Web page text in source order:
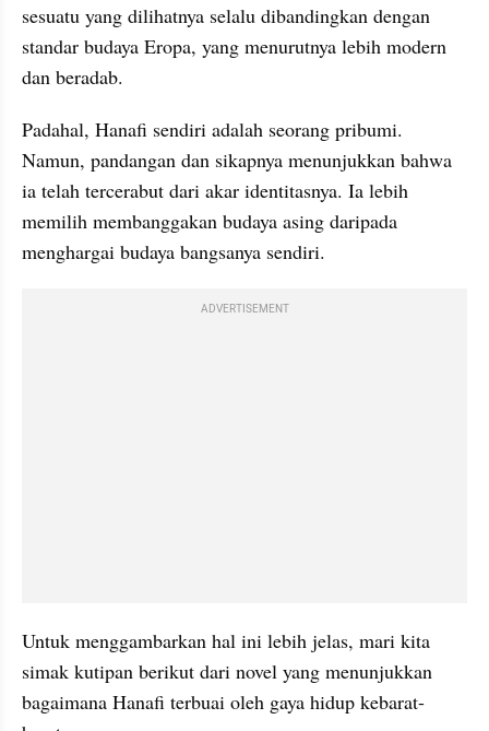
sesuatu yang dilihatnya selalu dibandingkan dengan
standar budaya Eropa, yang menurutnya lebih modern
dan beradab.
Padahal, Hanafi sendiri adalah seorang pribumi.
Namun, pandangan dan sikapnya menunjukkan bahwa
ia telah tercerabut dari akar identitasnya. Ia lebih
memilih membanggakan budaya asing daripada
menghargai budaya bangsanya sendiri.
ADVERTISEMENT
Untuk menggambarkan hal ini lebih jelas, mari kita
simak kutipan berikut dari novel yang menunjukkan
bagaimana Hanafi terbuai oleh gaya hidup kebarat-